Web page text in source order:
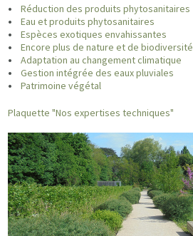
•Réduction des produits phytosanitaires
•Eau et produits phytosanitaires
•Espèces exotiques envahissantes
•Encore plus de nature et de biodiversité
•Adaptation au changement climatique
•Gestion intégrée des eaux pluviales
•Patrimoine végétal
Plaquette "Nos expertises techniques"